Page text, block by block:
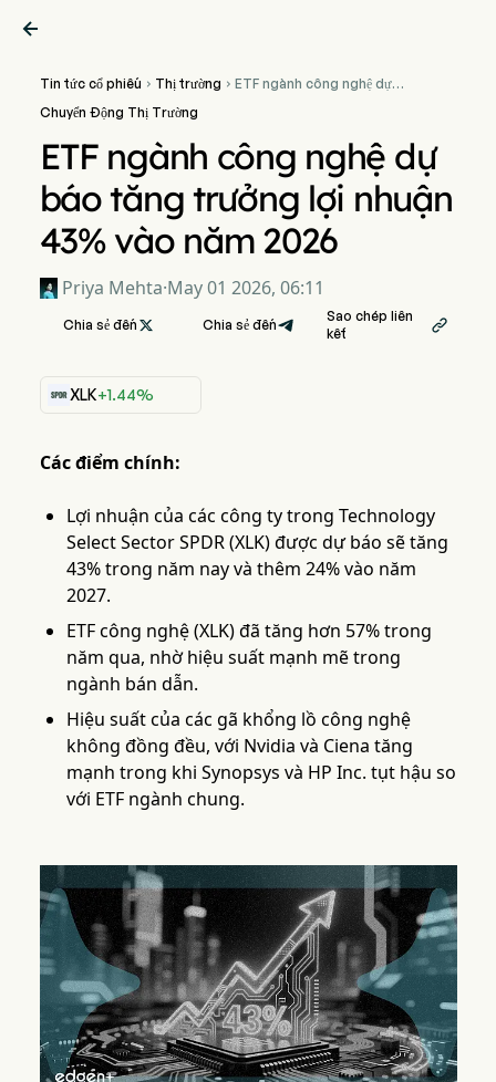

Tin tức cổ phiếu  Thị trường  ETF ngành công nghệ dự
Chuyển Động Thị Trường
ETF ngành công nghệ dự
báo tăng trưởng lợi nhuận
43% vào năm 2026
Priya Mehta·May 01 2026, 06:11
Chia sẻ đến  Chia sẻ đến
Sao chép liên
kết

XLK+1.44%
Các điểm chính:
Lợi nhuận của các công ty trong Technology
Select Sector SPDR (XLK) được dự báo sẽ tăng
43% trong năm nay và thêm 24% vào năm
2027.
ETF công nghệ (XLK) đã tăng hơn 57% trong
năm qua, nhờ hiệu suất mạnh mẽ trong
ngành bán dẫn.
Hiệu suất của các gã khổng lồ công nghệ
không đồng đều, với Nvidia và Ciena tăng
mạnh trong khi Synopsys và HP Inc. tụt hậu so
với ETF ngành chung.